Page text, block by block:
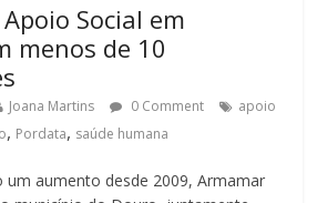
Social em
menos de 10
Joana Martins 0 Comment
apoio
, Pordata, saúde humana
um aumento desde 2009, Armamar